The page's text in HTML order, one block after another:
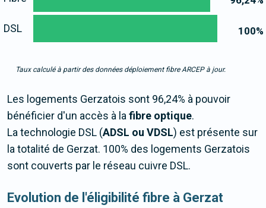
100%
DSL
Taux calculé à partir des données déploiement fibre ARCEP à jour.
Les logements Gerzatois sont 96,24% à pouvoir
bénéficier d'un accès à lafibre optique.
La technologie DSL (ADSL ou VDSL) est présente sur
la totalité de Gerzat. 100% des logements Gerzatois
sont couverts par le réseau cuivre DSL.
Evolution de l'éligibilité fibre à Gerzat